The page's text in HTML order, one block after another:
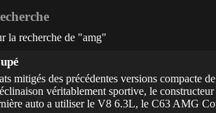
la recherche de "amg"
mitigés des précédentes versions compacte
véritablement sportive, le
auto a utiliser le V8 6.3L, le C63 AMG